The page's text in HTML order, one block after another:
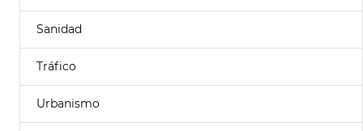
Sanidad
Tráfico
Urbanismo